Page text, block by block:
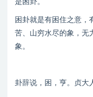
是困卦。
困卦就是有困住之意，
苦、山穷水尽的象，无
象。
卦辞说，困，亨。贞大